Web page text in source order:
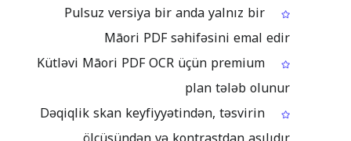
Pulsuz versiya bir anda yalnız bir
Māori PDF səhifəsini emal edir
Kütləvi Māori PDF OCR üçün premium
plan tələb olunur
Dəqiqlik skan keyfiyyətindən, təsvirin